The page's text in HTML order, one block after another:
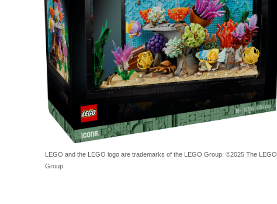
LEGO and the LEGO logo are trademarks of the LEGO Group. ©2025 The LEGO
Group.